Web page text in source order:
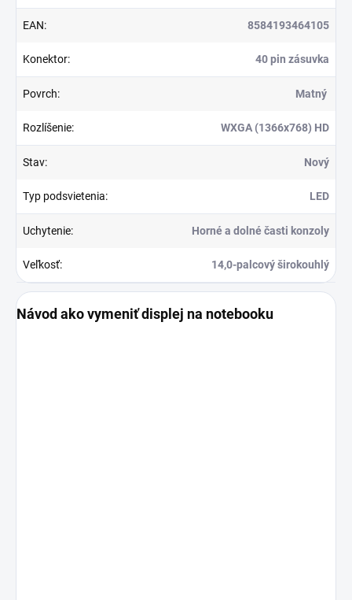
EAN: 8584193464105
Konektor: 40 pin zásuvka
Povrch: Matný
Rozlíšenie: WXGA (1366x768) HD
Stav: Nový
Typ podsvietenia: LED
Uchytenie: Horné a dolné časti konzoly
Veľkosť: 14,0-palcový širokouhlý
Návod ako vymeniť displej na notebooku